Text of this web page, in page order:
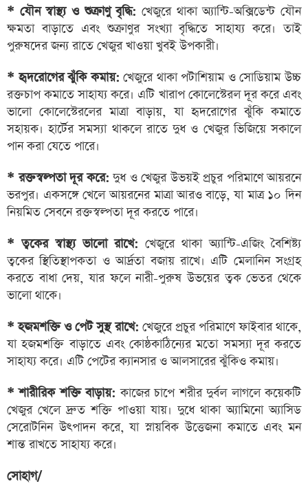
* যৌন স্বাস্থ্য ও শুক্রাণু বৃদ্ধি: খেজুরে থাকা অ্যান্টি-অক্সিডেন্ট যৌন
ক্ষমতা বাড়াতে এবং শুক্রাণুর সংখ্যা বৃদ্ধিতে সাহায্য করে। তাই
পুরুষদের জন্য রাতে খেজুর খাওয়া খুবই উপকারী।
* হৃদরোগের ঝুঁকি কমায়: খেজুরে থাকা পটাশিয়াম ও সোডিয়াম উচ্চ
রক্তচাপ কমাতে সাহায্য করে। এটি খারাপ কোলেস্টেরল দূর করে এবং
ভালো কোলেস্টেরলের মাত্রা বাড়ায়, যা হৃদরোগের ঝুঁকি কমাতে
সহায়ক। হার্টের সমস্যা থাকলে রাতে দুধ ও খেজুর ভিজিয়ে সকালে
পান করা যেতে পারে।
* রক্তস্বল্পতা দূর করে: দুধ ও খেজুর উভয়ই প্রচুর পরিমাণে আয়রনে
ভরপুর। একসঙ্গে খেলে আয়রনের মাত্রা আরও বাড়ে, যা মাত্র ১০ দিন
নিয়মিত সেবনে রক্তস্বল্পতা দূর করতে পারে।
* ত্বকের স্বাস্থ্য ভালো রাখে: খেজুরে থাকা অ্যান্টি-এজিং বৈশিষ্ট্য
ত্বকের স্থিতিস্থাপকতা ও আর্দ্রতা বজায় রাখে। এটি মেলানিন সংগ্রহ
করতে বাধা দেয়, যার ফলে নারী-পুরুষ উভয়ের ত্বক ভেতর থেকে
ভালো থাকে।
* হজমশক্তি ও পেট সুস্থ রাখে: খেজুরে প্রচুর পরিমাণে ফাইবার থাকে,
যা হজমশক্তি বাড়াতে এবং কোষ্ঠকাঠিন্যের মতো সমস্যা দূর করতে
সাহায্য করে। এটি পেটের ক্যানসার ও আলসারের ঝুঁকিও কমায়।
* শারীরিক শক্তি বাড়ায়: কাজের চাপে শরীর দুর্বল লাগলে কয়েকটি
খেজুর খেলে দ্রুত শক্তি পাওয়া যায়। দুধে থাকা অ্যামিনো অ্যাসিড
সেরোটনিন উৎপাদন করে, যা স্নায়বিক উত্তেজনা কমাতে এবং মন
শান্ত রাখতে সাহায্য করে।
সোহাগ/